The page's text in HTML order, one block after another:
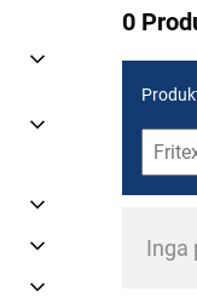
0
Inga